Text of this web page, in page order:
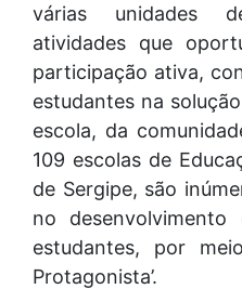
várias unidades
atividades que
participação ativa,
estudantes na
escola, da
109 escolas de
de Sergipe, são
no
estudantes, por
Protagonista’.